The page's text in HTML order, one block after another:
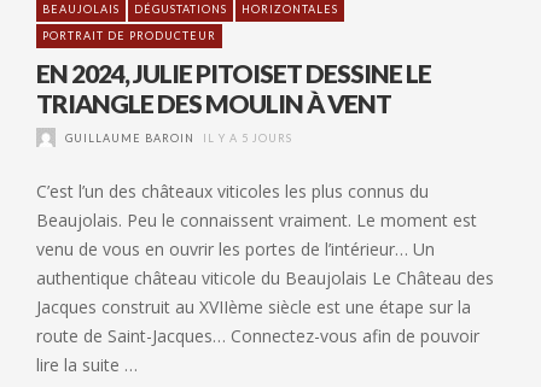
BEAUJOLAIS DÉGUSTATIONS
HORIZONTALES
PORTRAIT DE PRODUCTEUR
EN 2024, JULIE PITOISET DESSINE LE
TRIANGLE DES MOULIN À VENT
GUILLAUME BAROIN IL Y A 5 JOURS
C’est l’un des châteaux viticoles les plus connus du
Beaujolais. Peu le connaissent vraiment. Le moment est
venu de vous en ouvrir les portes de l’intérieur… Un
authentique château viticole du Beaujolais Le Château des
Jacques construit au XVIIème siècle est une étape sur la
route de Saint-Jacques… Connectez-vous afin de pouvoir
lire la suite …